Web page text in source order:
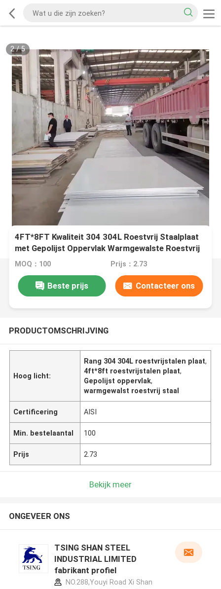
2/5
4FT*8FT Kwaliteit 304 304L Roestvrij Staalplaat
met Gepolijst Oppervlak Warmgewalste Roestvrij
Staalplaat
MOQ：100 Prijs：2.73
Beste prijs Contacteer ons
PRODUCTOMSCHRIJVING
Hoog licht:
Rang 304 304L roestvrijstalen plaat,
4ft*8ft roestvrijstalen plaat,
Gepolijst oppervlak,
warmgewalst roestvrij staal
Certificering AISI
Min. bestelaantal 100
Prijs 2.73
Bekijk meer
ONGEVEER ONS
TSING SHAN STEEL
INDUSTRIAL LIMITED
fabrikant profiel
NO.288,Youyi Road Xi Shan